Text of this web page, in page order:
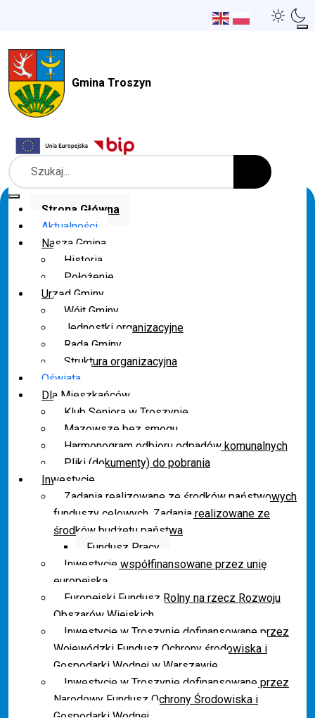
Gmina Troszyn
Szukaj
Strona Główna
Aktualności
Nasza Gmina
Historia
Położenie
Urząd Gminy
Wójt Gminy
Jednostki organizacyjne
Rada Gminy
Struktura organizacyjna
Oświata
Dla Mieszkańców
Klub Seniora w Troszynie
Mazowsze bez smogu
Harmonogram odbioru odpadów komunalnych
Pliki (dokumenty) do pobrania
Inwestycje
Zadania realizowane ze środków państwowych
funduszy celowych. Zadania realizowane ze
środków budżetu państwa
Fundusz Pracy
Inwestycje współfinansowane przez unię
europejską
Europejski Fundusz Rolny na rzecz Rozwoju
Obszarów Wiejskich
Inwestycje w Troszynie dofinansowane przez
Wojewódzki Fundusz Ochrony środowiska i
Gospodarki Wodnej w Warszawie
Inwestycje w Troszynie dofinansowane przez
Narodowy Fundusz Ochrony Środowiska i